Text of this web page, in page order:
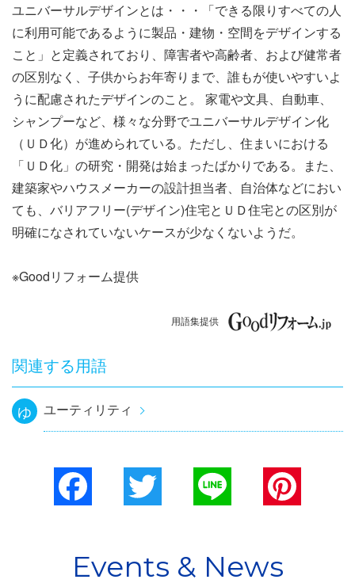
ナ
ビ
ゲ
ー
シ
ョ
ン
ユニバーサルデザインとは・・・「できる限りすべての人
に利用可能であるように製品・建物・空間をデザインする
こと」と定義されており、障害者や高齢者、および健常者
の区別なく、子供からお年寄りまで、誰もが使いやすいよ
うに配慮されたデザインのこと。 家電や文具、自動車、
シャンプーなど、様々な分野でユニバーサルデザイン化
（ＵＤ化）が進められている。ただし、住まいにおける
「ＵＤ化」の研究・開発は始まったばかりである。また、
建築家やハウスメーカーの設計担当者、自治体などにおい
ても、バリアフリー(デザイン)住宅とＵＤ住宅との区別が
明確になされていないケースが少なくないようだ。
※Goodリフォーム提供
用語集提供
関連する用語
ゆ ユーティリティ
Facebook